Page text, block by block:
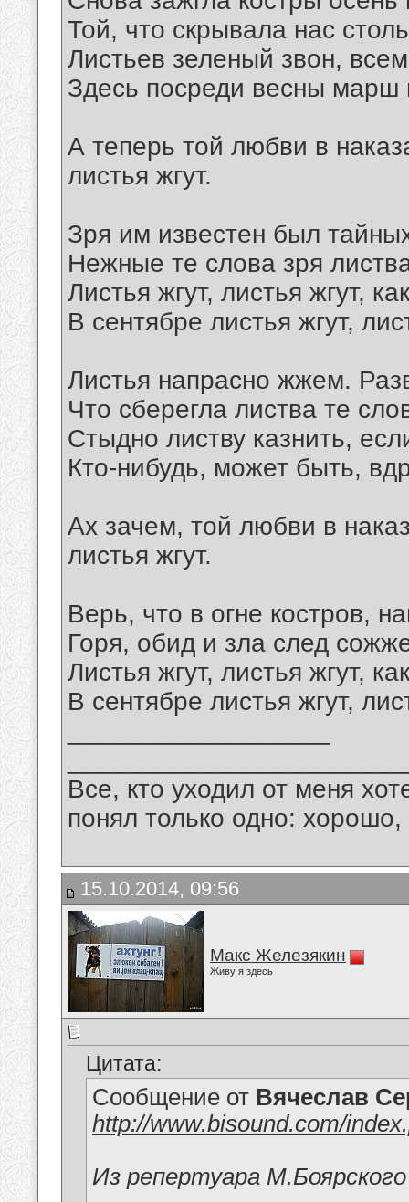
Той, что скрывала нас
Листьев зеленый звон,
Здесь посреди весны марш
А теперь той любви в
листья жгут.
Зря им известен был
Нежные те слова зря
Листья жгут, листья жгут,
В сентябре листья жгут,
Листья напрасно жжем.
Что сберегла листва те
Стыдно листву казнить,
Кто-нибудь, может быть,
Ах зачем, той любви в
листья жгут.
Верь, что в огне костров,
Горя, обид и зла след
Листья жгут, листья жгут,
В сентябре листья жгут,
Все, кто уходил от меня
понял только одно:
15.10.2014, 09:56
Макс Железякин
Живу я здесь
Цитата:
Сообщение от Вячеслав
http://www.bisound.com/
Из репертуара М.Боярского